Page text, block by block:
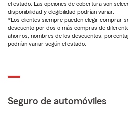
el estado. Las opciones de cobertura son
disponibilidad y elegibilidad podrían variar.
*Los clientes siempre pueden elegir comprar
descuento por dos o más compras de
ahorros, nombres de los descuentos,
podrían variar según el estado.
Seguro de automóviles